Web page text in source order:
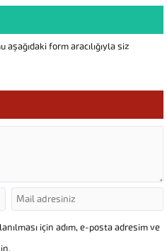
aşağıdaki form aracılığıyla siz
için adım, e-posta adresim ve